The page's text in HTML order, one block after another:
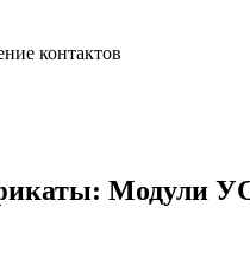
контактов
Модули